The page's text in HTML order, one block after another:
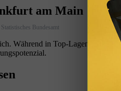
am Main
Bundesamt
Während in Top-Lagen wie